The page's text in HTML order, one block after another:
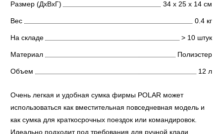
Размер (ДхВхГ) 34 х 25 х 14 см
Вес 0.4 кг
На складе > 10 штук
Материал Полиэстер
Объем 12 л
Очень легкая и удобная сумка фирмы POLAR может
использоваться как вместительная повседневная модель и
как сумка для краткосрочных поездок или командировок.
Идеально подходит под требования для ручной клади